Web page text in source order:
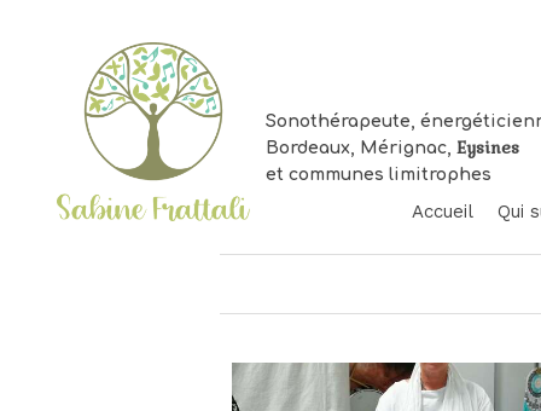
Sonothérapeute,
Bordeaux, Mérignac, Eysines
et communes limitrophes
Accueil Qui